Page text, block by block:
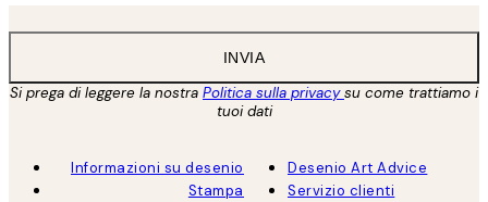
INVIA
Si prega di leggere la nostra Politica sulla privacysu come trattiamo i
tuoi dati
Informazioni su desenio
Stampa
Desenio Art Advice
Servizio clienti